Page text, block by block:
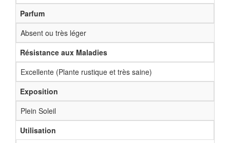
Parfum
Absent ou très léger
Résistance aux Maladies
Excellente (Plante rustique et très saine)
Exposition
Plein Soleil
Utilisation